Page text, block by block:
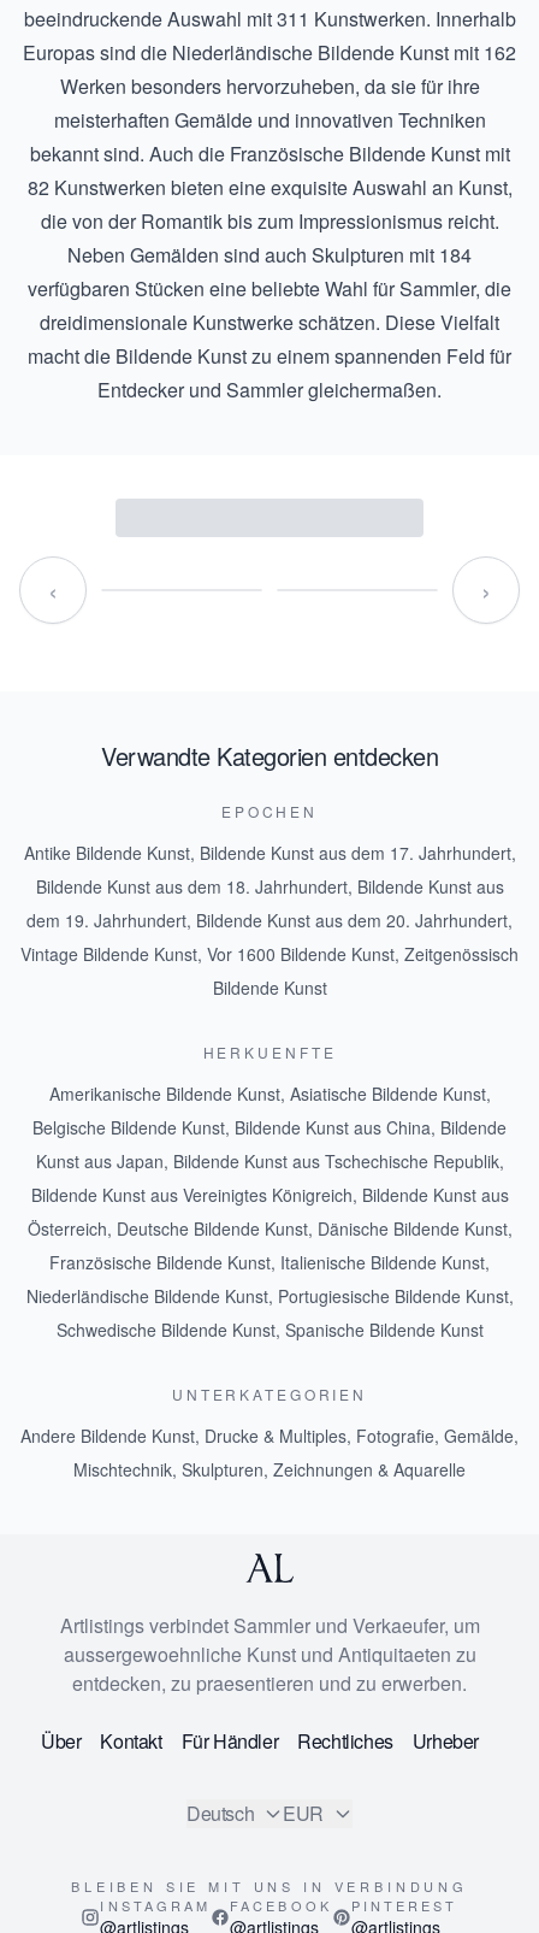
beeindruckende Auswahl mit 311 Kunstwerken. Innerhalb
Europas sind die Niederländische Bildende Kunst mit 162
Werken besonders hervorzuheben, da sie für ihre
meisterhaften Gemälde und innovativen Techniken
bekannt sind. Auch die Französische Bildende Kunstmit
82 Kunstwerken bieten eine exquisite Auswahl an Kunst,
die von der Romantik bis zum Impressionismus reicht.
Neben Gemälden sind auch Skulpturen mit 184
verfügbaren Stücken eine beliebte Wahl für Sammler, die
dreidimensionale Kunstwerke schätzen. Diese Vielfalt
macht die Bildende Kunst zu einem spannenden Feld für
Entdecker und Sammler gleichermaßen.
‹ ›
Verwandte Kategorien entdecken
EPOCHEN
Antike Bildende Kunst, Bildende Kunst aus dem 17. Jahrhundert,
Bildende Kunst aus dem 18. Jahrhundert, Bildende Kunst aus
dem 19. Jahrhundert, Bildende Kunst aus dem 20. Jahrhundert,
Vintage Bildende Kunst, Vor 1600 Bildende Kunst, Zeitgenössisch
Bildende Kunst
HERKUENFTE
Amerikanische Bildende Kunst, Asiatische Bildende Kunst,
Belgische Bildende Kunst, Bildende Kunst aus China, Bildende
Kunst aus Japan, Bildende Kunst aus Tschechische Republik,
Bildende Kunst aus Vereinigtes Königreich, Bildende Kunst aus
Österreich, Deutsche Bildende Kunst, Dänische Bildende Kunst,
Französische Bildende Kunst, Italienische Bildende Kunst,
Niederländische Bildende Kunst, Portugiesische Bildende Kunst,
Schwedische Bildende Kunst, Spanische Bildende Kunst
UNTERKATEGORIEN
Andere Bildende Kunst, Drucke & Multiples, Fotografie, Gemälde,
Mischtechnik, Skulpturen, Zeichnungen & Aquarelle
Artlistings verbindet Sammler und Verkaeufer, um
aussergewoehnliche Kunst und Antiquitaeten zu
entdecken, zu praesentieren und zu erwerben.
Über Kontakt Für Händler Rechtliches Urheber
Deutsch EUR
BLEIBEN SIE MIT UNS IN VERBINDUNG
INSTAGRAM
@artlistings
FACEBOOK
@artlistings
PINTEREST
@artlistings